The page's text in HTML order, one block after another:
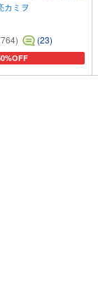
カミヲ
(23)
トに追加